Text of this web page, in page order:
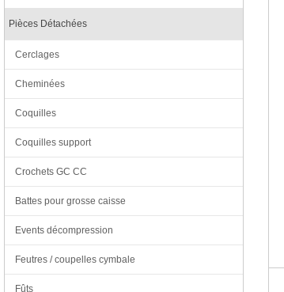
Pièces Détachées
Cerclages
Cheminées
Coquilles
Coquilles support
Crochets GC CC
Battes pour grosse caisse
Events décompression
Feutres / coupelles cymbale
Fûts